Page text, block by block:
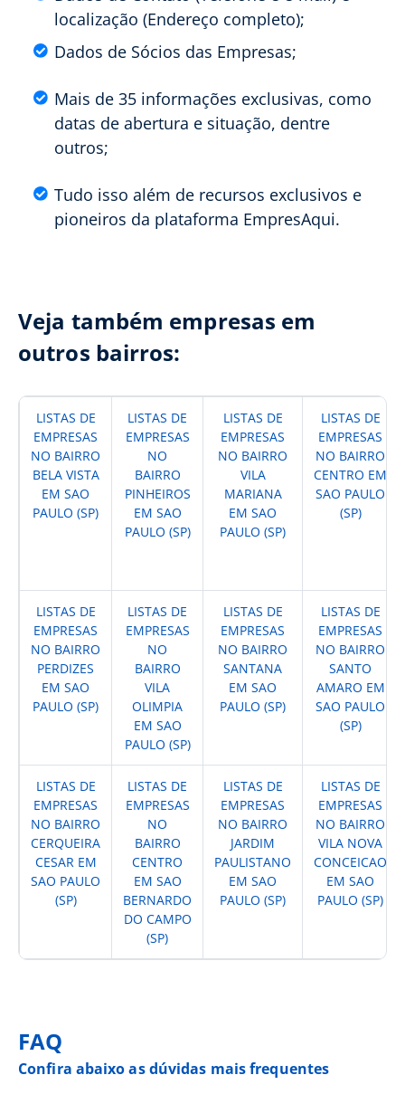
localização (Endereço completo);
Dados de Sócios das Empresas;
Mais de 35 informações exclusivas, como
datas de abertura e situação, dentre
outros;
Tudo isso além de recursos exclusivos e
pioneiros da plataforma EmpresAqui.
Veja também empresas em
outros bairros:
LISTAS DE
EMPRESAS
NO BAIRRO
BELA VISTA
EM SAO
PAULO (SP)
LISTAS DE
EMPRESAS
NO
BAIRRO
PINHEIROS
EM SAO
PAULO (SP)
LISTAS DE
EMPRESAS
NO BAIRRO
VILA
MARIANA
EM SAO
PAULO (SP)
LISTAS DE
EMPRESAS
NO BAIRRO
CENTRO EM
SAO PAULO
(SP)
LISTAS DE
EMPRESAS
NO BAIRRO
PERDIZES
EM SAO
PAULO (SP)
LISTAS DE
EMPRESAS
NO
BAIRRO
VILA
OLIMPIA
EM SAO
PAULO (SP)
LISTAS DE
EMPRESAS
NO BAIRRO
SANTANA
EM SAO
PAULO (SP)
LISTAS DE
EMPRESAS
NO BAIRRO
SANTO
AMARO EM
SAO PAULO
(SP)
LISTAS DE
EMPRESAS
NO BAIRRO
CERQUEIRA
CESAR EM
SAO PAULO
(SP)
LISTAS DE
EMPRESAS
NO
BAIRRO
CENTRO
EM SAO
BERNARDO
DO CAMPO
(SP)
LISTAS DE
EMPRESAS
NO BAIRRO
JARDIM
PAULISTANO
EM SAO
PAULO (SP)
LISTAS DE
EMPRESAS
NO BAIRRO
VILA NOVA
CONCEICAO
EM SAO
PAULO (SP)
FAQ
Confira abaixo as dúvidas mais frequentes